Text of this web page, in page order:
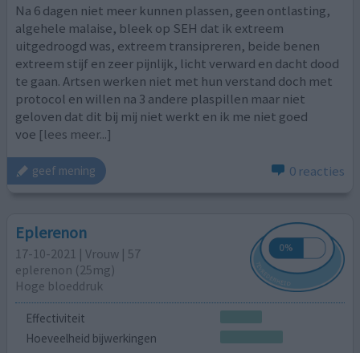
Na 6 dagen niet meer kunnen plassen, geen ontlasting,
algehele malaise, bleek op SEH dat ik extreem
uitgedroogd was, extreem transipreren, beide benen
extreem stijf en zeer pijnlijk, licht verward en dacht dood
te gaan. Artsen werken niet met hun verstand doch met
protocol en willen na 3 andere plaspillen maar niet
geloven dat dit bij mij niet werkt en ik me niet goed
voe [lees meer...]
geef mening 0 reacties
Eplerenon
17-10-2021 | Vrouw | 57
eplerenon (25mg)
Hoge bloeddruk
Effectiviteit
Hoeveelheid bijwerkingen